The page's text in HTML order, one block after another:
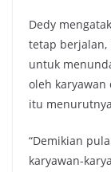
Dedy
tetap berjalan,
untuk
oleh karyawan
itu
“Demikian
karyawan-